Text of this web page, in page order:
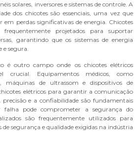
solares, inversores e sistemas de controle. A
dos chicotes são essenciais, uma vez que
em perdas significativas de energia. Chicotes
projetados para suportar
garantindo que os sistemas de energia
e segura.
é outro campo onde os chicotes elétricos
crucial. Equipamentos médicos, como
máquinas de ultrassom e dispositivos de
elétricos para garantir a comunicação
e a confiabilidade são fundamentais
falha pode comprometer a segurança do
são frequentemente utilizados para
segurança e qualidade exigidas na indústria